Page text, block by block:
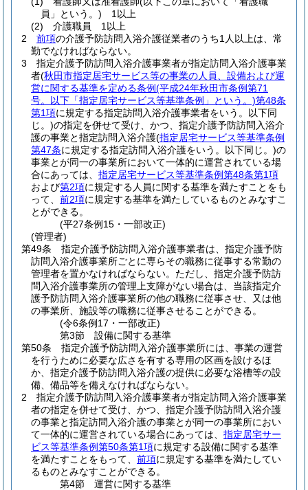
員」という。) 1以上
(2)
介護職員 1以上
2
前項の介護予防訪問入浴介護従業者のうち1人以上は、常
勤でなければならない。
3
指定介護予防訪問入浴介護事業者が指定訪問入浴介護事業
者(秋田市指定居宅サービス等の事業の人員、設備および運
営に関する基準を定める条例(平成24年秋田市条例第71
号。以下「指定居宅サービス等基準条例」という。)第48条
第1項に規定する指定訪問入浴介護事業者をいう。以下同
じ。)の指定を併せて受け、かつ、指定介護予防訪問入浴介
護の事業と指定訪問入浴介護(指定居宅サービス等基準条例
第47条に規定する指定訪問入浴介護をいう。以下同じ。)の
事業とが同一の事業所において一体的に運営されている場
合にあっては、 指定居宅サービス等基準条例第48条第1項
および第2項に規定する人員に関する基準を満たすことをも
って、 前2項に規定する基準を満たしているものとみなすこ
とができる。
(平27条例15・一部改正)
(管理者)
第49条
指定介護予防訪問入浴介護事業者は、指定介護予防
訪問入浴介護事業所ごとに専らその職務に従事する常勤の
管理者を置かなければならない。 ただし、指定介護予防訪
問入浴介護事業所の管理上支障がない場合は、当該指定介
護予防訪問入浴介護事業所の他の職務に従事させ、又は他
の事業所、施設等の職務に従事させることができる。
(令6条例17・一部改正)
第3節
設備に関する基準
第50条
指定介護予防訪問入浴介護事業所には、事業の運営
を行うために必要な広さを有する専用の区画を設けるほ
か、指定介護予防訪問入浴介護の提供に必要な浴槽等の設
備、備品等を備えなければならない。
2
指定介護予防訪問入浴介護事業者が指定訪問入浴介護事業
者の指定を併せて受け、かつ、指定介護予防訪問入浴介護
の事業と指定訪問入浴介護の事業とが同一の事業所におい
て一体的に運営されている場合にあっては、 指定居宅サー
ビス等基準条例第50条第1項に規定する設備に関する基準
を満たすことをもって、 前項に規定する基準を満たしてい
るものとみなすことができる。
第4節
運営に関する基準